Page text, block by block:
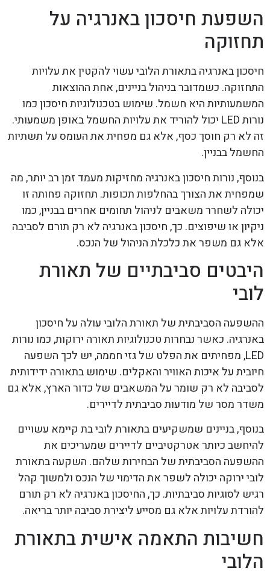
השפעת חיסכון באנרגיה על
תחזוקה
חיסכון באנרגיה בתאורת הלובי עשוי להקטין את עלויות
התחזוקה. כשמדובר בניהול בניינים, אחת ההוצאות
המשמעותיות היא חשמל. שימוש בטכנולוגיות חיסכון כמו
נורות LED יכול להוריד את עלויות החשמל באופן משמעותי.
זה לא רק חוסך כסף, אלא גם מפחית את העומס על תשתיות
החשמל בבניין.
בנוסף, נורות חיסכון באנרגיה מחזיקות מעמד זמן רב יותר, מה
שמפחית את הצורך בהחלפות תכופות. תחזוקה פחותה זו
יכולה לשחרר משאבים לניהול תחומים אחרים בבניין, כמו
ניקיון או שיפוצים. כך, חיסכון באנרגיה לא רק תורם לסביבה
אלא גם משפר את כלכלת הניהול של הנכס.
היבטים סביבתיים של תאורת
לובי
ההשפעה הסביבתית של תאורת הלובי עולה על חיסכון
באנרגיה. כאשר נבחרות טכנולוגיות תאורה ירוקות, כמו נורות
LED, מפחיתים את הפלט של גזי חממה, יש לכך השפעה
חיובית על איכות האוויר והאקלים. שימוש בתאורה ידידותית
לסביבה לא רק שומר על המשאבים של כדור הארץ, אלא גם
משדר מסר של מודעות סביבתית לדיירים.
בנוסף, בניינים שמשקיעים בתאורת לובי בת קיימא עשויים
להיחשב כיותר אטרקטיביים לדיירים שמעריכים את
ההשפעה הסביבתית של הבחירות שלהם. השקעה בתאורת
לובי ירוקה יכולה לשפר את הדימוי של הנכס ולמשוך קהל
רגיש לסוגיות סביבתיות. כך, החיסכון באנרגיה לא רק תורם
להורדת עלויות אלא גם מסייע ליצירת סביבה יותר בריאה.
חשיבות התאמה אישית בתאורת
הלובי